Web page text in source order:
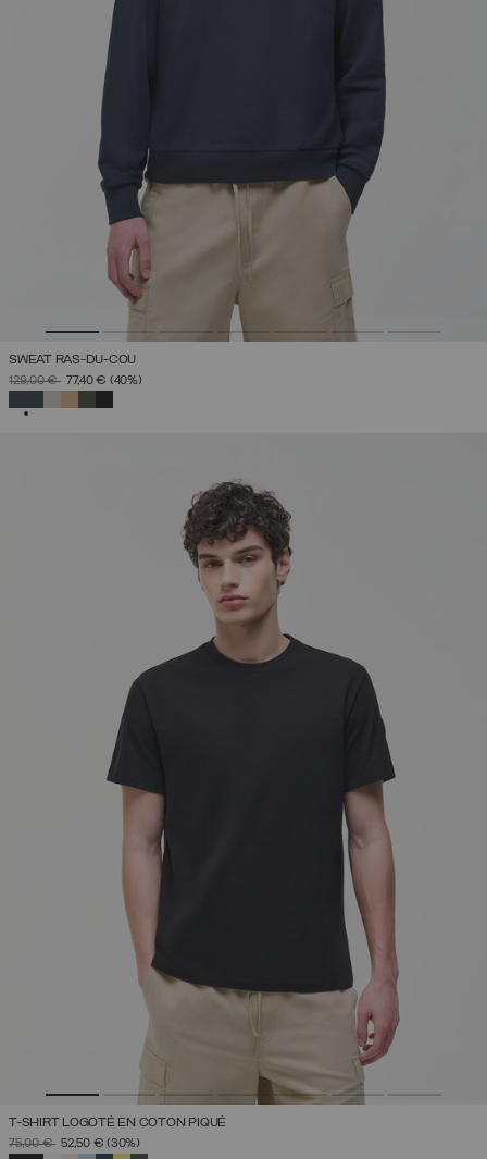
SWEAT RAS-DU-COU
PRIX RÉDUIT DE
129,00 €À77,40 € (40%)
T-SHIRT LOGOTÉ EN COTON PIQUÉ
PRIX RÉDUIT DE
75,00 €À52,50 €(30%)